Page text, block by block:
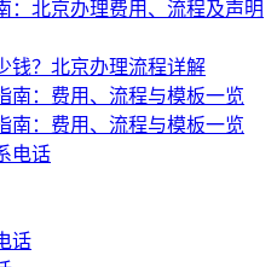
：北京办理费用、流程及声明
钱？北京办理流程详解
南：费用、流程与模板一览
南：费用、流程与模板一览
电话
话